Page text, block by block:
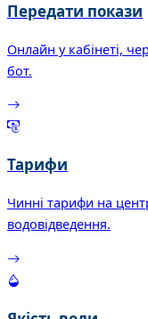
Передати покази
Онлайн у кабінеті,
бот.
Тарифи
Чинні тарифи на
водовідведення.